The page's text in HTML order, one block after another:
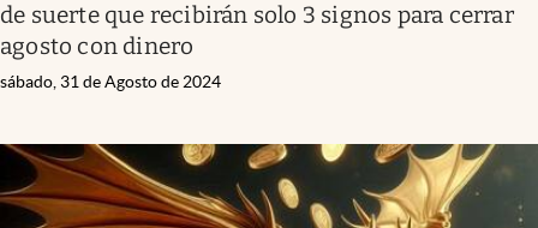
de suerte que recibirán solo 3 signos para cerrar
agosto con dinero
sábado, 31 de Agosto de 2024